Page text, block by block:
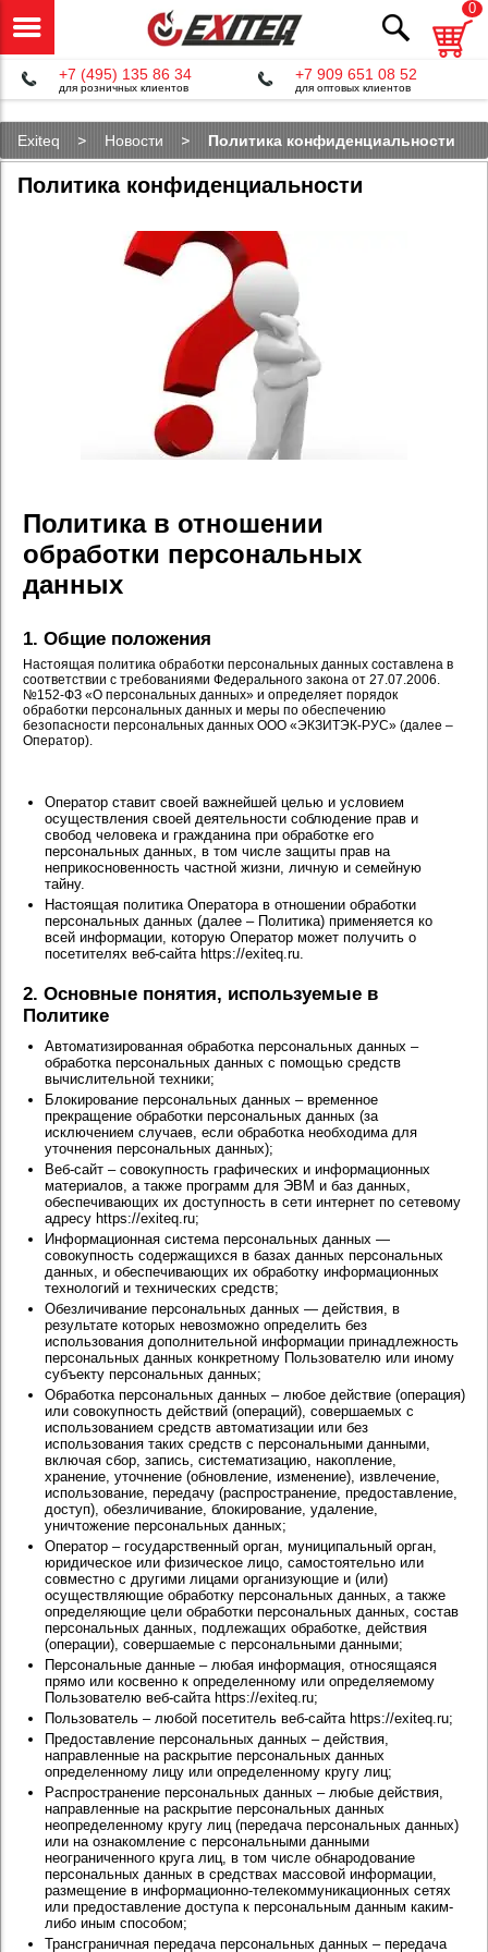
0
+7 (495) 135 86 34
для розничных клиентов
+7 909 651 08 52
для оптовых клиентов
Exiteq Новости Политика конфиденциальности
Политика конфиденциальности
Политика в отношении
обработки персональных
данных
1. Общие положения
Настоящая политика обработки персональных данных составлена в
соответствии с требованиями Федерального закона от 27.07.2006.
№152-ФЗ «О персональных данных» и определяет порядок
обработки персональных данных и меры по обеспечению
безопасности персональных данных ООО «ЭКЗИТЭК-РУС» (далее –
Оператор).
Оператор ставит своей важнейшей целью и условием
осуществления своей деятельности соблюдение прав и
свобод человека и гражданина при обработке его
персональных данных, в том числе защиты прав на
неприкосновенность частной жизни, личную и семейную
тайну.
Настоящая политика Оператора в отношении обработки
персональных данных (далее – Политика) применяется ко
всей информации, которую Оператор может получить о
посетителях веб-сайта https://exiteq.ru.
2. Основные понятия, используемые в
Политике
Автоматизированная обработка персональных данных –
обработка персональных данных с помощью средств
вычислительной техники;
Блокирование персональных данных – временное
прекращение обработки персональных данных (за
исключением случаев, если обработка необходима для
уточнения персональных данных);
Веб-сайт – совокупность графических и информационных
материалов, а также программ для ЭВМ и баз данных,
обеспечивающих их доступность в сети интернет по сетевому
адресу https://exiteq.ru;
Информационная система персональных данных —
совокупность содержащихся в базах данных персональных
данных, и обеспечивающих их обработку информационных
технологий и технических средств;
Обезличивание персональных данных — действия, в
результате которых невозможно определить без
использования дополнительной информации принадлежность
персональных данных конкретному Пользователю или иному
субъекту персональных данных;
Обработка персональных данных – любое действие (операция)
или совокупность действий (операций), совершаемых с
использованием средств автоматизации или без
использования таких средств с персональными данными,
включая сбор, запись, систематизацию, накопление,
хранение, уточнение (обновление, изменение), извлечение,
использование, передачу (распространение, предоставление,
доступ), обезличивание, блокирование, удаление,
уничтожение персональных данных;
Оператор – государственный орган, муниципальный орган,
юридическое или физическое лицо, самостоятельно или
совместно с другими лицами организующие и (или)
осуществляющие обработку персональных данных, а также
определяющие цели обработки персональных данных, состав
персональных данных, подлежащих обработке, действия
(операции), совершаемые с персональными данными;
Персональные данные – любая информация, относящаяся
прямо или косвенно к определенному или определяемому
Пользователю веб-сайта https://exiteq.ru;
Пользователь – любой посетитель веб-сайта https://exiteq.ru;
Предоставление персональных данных – действия,
направленные на раскрытие персональных данных
определенному лицу или определенному кругу лиц;
Распространение персональных данных – любые действия,
направленные на раскрытие персональных данных
неопределенному кругу лиц (передача персональных данных)
или на ознакомление с персональными данными
неограниченного круга лиц, в том числе обнародование
персональных данных в средствах массовой информации,
размещение в информационно-телекоммуникационных сетях
или предоставление доступа к персональным данным каким-
либо иным способом;
Трансграничная передача персональных данных – передача